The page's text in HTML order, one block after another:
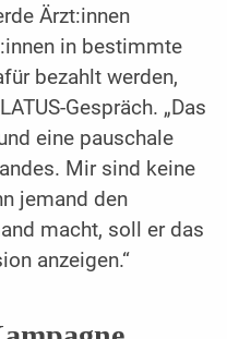
Ärzt:innen
in bestimmte
bezahlt werden,
Gespräch. „Das
eine pauschale
Mir sind keine
jemand den
macht, soll er das
anzeigen.“